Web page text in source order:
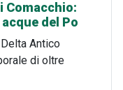
Comacchio:
del Po
Antico
di oltre